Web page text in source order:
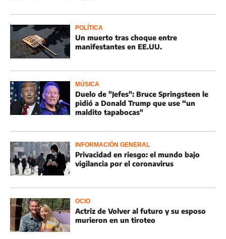
POLÍTICA
Un muerto tras choque entre
manifestantes en EE.UU.
MÚSICA
Duelo de "Jefes": Bruce Springsteen le
pidió a Donald Trump que use “un
maldito tapabocas"
INFORMACIÓN GENERAL
Privacidad en riesgo: el mundo bajo
vigilancia por el coronavirus
OCIO
Actriz de Volver al futuro y su esposo
murieron en un tiroteo